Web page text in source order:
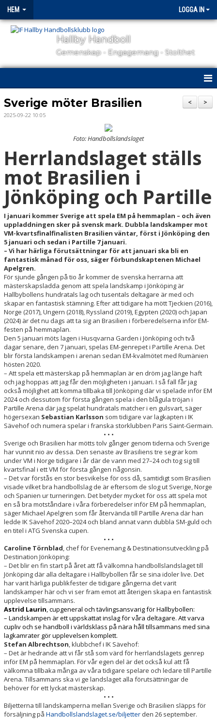
HEM LOGGA IN
Hallby Handboll
Gemenskap - Engagemang - Stolthet
HEM
HALLBY I SAMHÄLLET
OM KLUBBEN
KONTAKT
SAMARBETSPARTNERS
NYHETER
KALENDER
HEMMAVINSTEN
KLUBBSHOP
BILDGALLERI
>
<
Sverige möter Brasilien
2025-09-22 10:05
Foto: Handbollslandslaget
Herrlandslaget ställs
mot Brasilien i
Jönköping och Partille
I januari kommer Sverige att spela EM på hemmaplan – och även
uppladdningen sker på svensk mark. Dubbla landskamper mot
VM-kvartsfinalfinalisten Brasilien väntar, först i Jönköping den
5 januari och sedan i Partille 7 januari.
– Vi har härliga förutsättningar för att januari ska bli en
fantastisk månad för oss, säger förbundskaptenen Michael
Apelgren.
För sjunde gången på tio år kommer de svenska herrarna att
mästerskapsladda genom att spela landskamp i Jönköping är
Hallbybollens hundratals lag och tusentals deltagare är med och
skapar en fantastisk stämning. Efter att tidigare ha mött Tjeckien (2016),
Norge (2017), Ungern (2018), Ryssland (2019), Egypten (2020) och Japan
(2024) är det nu dags att ta sig an Brasilien i förberedelserna inför EM-
festen på hemmaplan.
Den 5 januari möts lagen i Husqvarna Garden i Jönköping och två
dagar senare, den 7 januari, spelas EM-genrepet i Partille Arena. Det
blir första landskampen i arenan sedan EM-kvalmötet med Rumänien
hösten 2020.
– Att spela ett mästerskap på hemmaplan är en dröm jag länge haft
och jag hoppas att jag får den möjligheten i januari. I så fall får jag
också möjlighet att komma tillbaka till Jönköping där vi spelade inför EM
2024 och dessutom för första gången spela i den blågula tröjan i
Partille Arena där jag spelat hundratals matcher i en gulsvart, säger
högersexan Sebastian Karlsson som tidigare var lagkapten i IK
Sävehof och numera spelar i franska storklubben Paris Saint-Germain.
• • •
Sverige och Brasilien har mötts tolv gånger genom tiderna och Sverige
har vunnit nio av dessa. Den senaste av Brasiliens tre segrar kom
under VM i Norge tidigare i år där de vann med 27–24 och tog sig till
kvartsfinal i ett VM för första gången någonsin.
– Det var förstås en stor besvikelse för oss då, samtidigt som Brasilien
visade vilket bra handbollslag de är eftersom de slog ut Sverige, Norge
och Spanien ur turneringen. Det betyder mycket för oss att spela mot
en så bra motståndare i våra förberedelser inför EM på hemmaplan,
säger Michael Apelgren som får återvända till Partille Arena där han
ledde IK Sävehof 2020–2024 och bland annat vann dubbla SM-guld och
en titel i ATG Svenska cupen.
• • •
Caroline Törnblad , chef för Evenemang & Destinationsutveckling på
Destination Jönköping:
– Det blir en fin start på året att få välkomna handbollslandslaget till
Jönköping där alla deltagare i Hallbybollen får se sina idoler live. Det
har varit härliga publikfester de tidigare gångerna det varit
landskamper här och vi ser fram emot att återigen skapa en fantastisk
upplevelse tillsammans.
Astrid Laurin , cupgeneral och tävlingsansvarig för Hallbybollen:
– Landskampen är ett uppskattat inslag för våra deltagare. Att varva
cupliv och se handboll i världsklass på nära håll tillsammans med sina
lagkamrater gör upplevelsen komplett.
Stefan Albrechtson , klubbchef i IK Sävehof:
– Det är hedrande att vi får stå som värd för herrlandslagets genrep
inför EM på hemmaplan. För vår egen del är det också kul att få
välkomna tillbaka många av våra tidigare spelare och ledare till Partille
Arena. Tillsammans ska vi ge landslaget alla förutsättningar de
behöver för ett lyckat mästerskap.
• • •
Biljetterna till landskamperna mellan Sverige och Brasilien släpps för
försäljning på Handbollslandslaget.se/biljetter den 26 september.